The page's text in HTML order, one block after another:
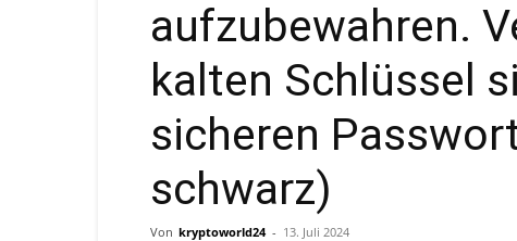
aufzubewahren.
kalten Schlüssel
sicheren
schwarz)
Von kryptoworld24 - 13. Juli 2024